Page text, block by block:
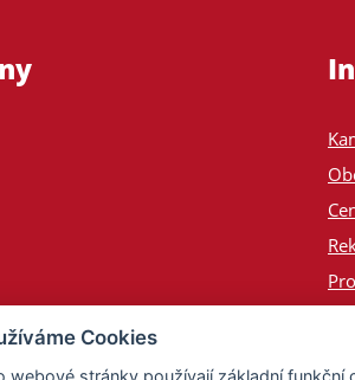
Cookies
webové stránky používají základní funkční